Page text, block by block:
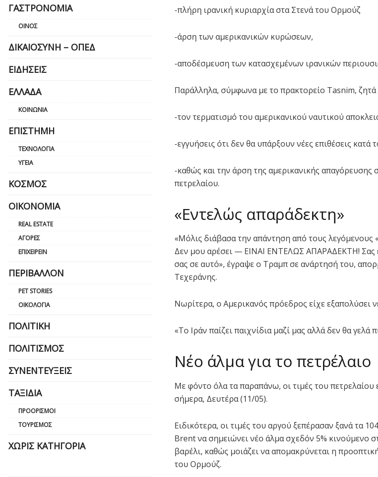
-πλήρη ιρανική κυριαρχία στα Στενά του Ορμούζ
-άρση των αμερικανικών κυρώσεων,
-αποδέσμευση των κατασχεμένων ιρανικών
Παράλληλα, σύμφωνα με το πρακτορείο Tasnim, ζητά
-τον τερματισμό του αμερικανικού ναυτικού
-εγγυήσεις ότι δεν θα υπάρξουν νέες επιθέσεις κατά
-καθώς και την άρση της αμερικανικής απαγόρευσης
πετρελαίου.
«Εντελώς απαράδεκτη»
«Μόλις διάβασα την απάντηση από τους λεγόμενους
Δεν μου αρέσει — ΕΙΝΑΙ ΕΝΤΕΛΩΣ ΑΠΑΡΑΔΕΚΤΗ! Σας
σας σε αυτό», έγραψε ο Τραμπ σε ανάρτησή του,
Τεχεράνης.
Νωρίτερα, ο Αμερικανός πρόεδρος είχε εξαπολύσει
«Το Ιράν παίζει παιχνίδια μαζί μας αλλά δεν θα γελά
Νέο άλμα για το πετρέλαιο
Με φόντο όλα τα παραπάνω, οι τιμές του πετρελαίου
σήμερα, Δευτέρα (11/05).
Ειδικότερα, οι τιμές του αργού ξεπέρασαν ξανά τα
Brent να σημειώνει νέο άλμα σχεδόν 5% κινούμενο
βαρέλι, καθώς μοιάζει να απομακρύνεται η
του Ορμούζ.
ΓΑΣΤΡΟΝΟΜΊΑ
ΟΊΝΟΣ
ΔΙΚΑΙΟΣΎΝΗ – ΟΠΕΔ
ΕΙΔΉΣΕΙΣ
ΕΛΛΆΔΑ
ΚΟΙΝΩΝΊΑ
ΕΠΙΣΤΉΜΗ
ΤΕΧΝΟΛΟΓΊΑ
ΥΓΕΊΑ
ΚΌΣΜΟΣ
ΟΙΚΟΝΟΜΊΑ
REAL ESTATE
ΑΓΟΡΈΣ
ΕΠΙΧΕΙΡΕΊΝ
ΠΕΡΙΒΆΛΛΟΝ
PET STORIES
ΟΙΚΟΛΟΓΊΑ
ΠΟΛΙΤΙΚΉ
ΠΟΛΙΤΙΣΜΌΣ
ΣΥΝΕΝΤΕΎΞΕΙΣ
ΤΑΞΊΔΙΑ
ΠΡΟΟΡΙΣΜΟΊ
ΤΟΥΡΙΣΜΌΣ
ΧΩΡΊΣ ΚΑΤΗΓΟΡΊΑ